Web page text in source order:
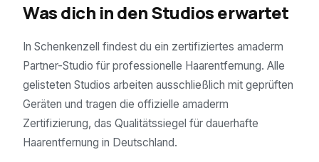
Was dich in den Studios erwartet
In Schenkenzell findest du ein zertifiziertes amaderm
Partner-Studio für professionelle Haarentfernung. Alle
gelisteten Studios arbeiten ausschließlich mit geprüften
Geräten und tragen die offizielle amaderm
Zertifizierung, das Qualitätssiegel für dauerhafte
Haarentfernung in Deutschland.